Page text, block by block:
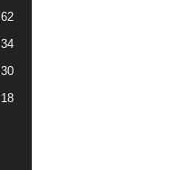
62
34
30
18